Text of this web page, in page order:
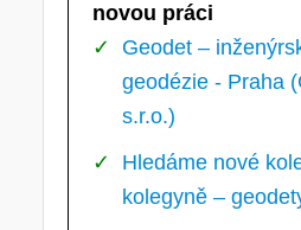
novou práci
Geodet –
geodézie - Praha
s.r.o.)
Hledáme nové
kolegyně –